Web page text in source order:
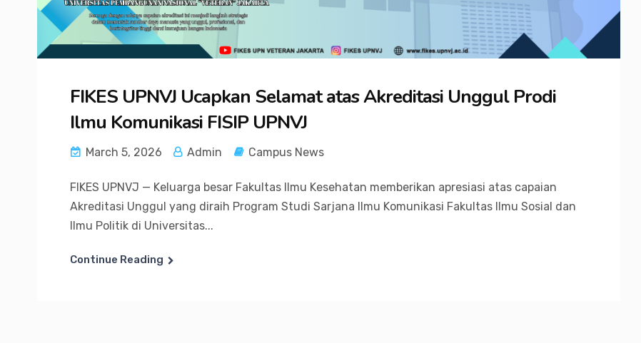
FIKES UPNVJ Ucapkan Selamat atas Akreditasi Unggul Prodi
Ilmu Komunikasi FISIP UPNVJ
March 5, 2026 Admin Campus News
FIKES UPNVJ — Keluarga besar Fakultas Ilmu Kesehatan memberikan apresiasi atas capaian
Akreditasi Unggul yang diraih Program Studi Sarjana Ilmu Komunikasi Fakultas Ilmu Sosial dan
Ilmu Politik di Universitas...
Continue Reading